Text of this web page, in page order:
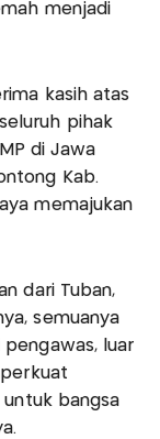
menjadi
kasih atas
pihak
di Jawa
Kab.
memajukan
dari Tuban,
semuanya
pengawas, luar
untuk bangsa